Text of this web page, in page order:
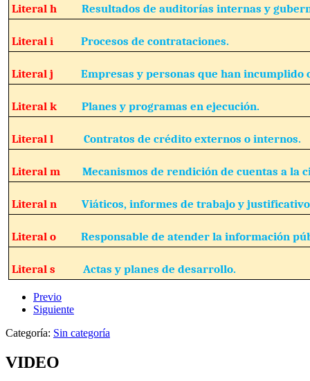
Literal hResultados de auditorías internas y
Literal iProcesos de contrataciones.
Literal jEmpresas y personas que han incumplido
Literal kPlanes y programas en ejecución.
Literal lContratos de crédito externos o internos.
Literal mMecanismos de rendición de cuentas a la
Literal nViáticos, informes de trabajo y
Literal oResponsable de atender la información
Literal s Actas y planes de desarrollo.
Previo
Siguiente
Categoría: Sin categoría
VIDEO